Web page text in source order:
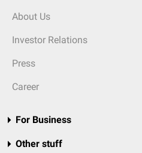
About Us
Investor Relations
Press
Career
For Business
Other stuff